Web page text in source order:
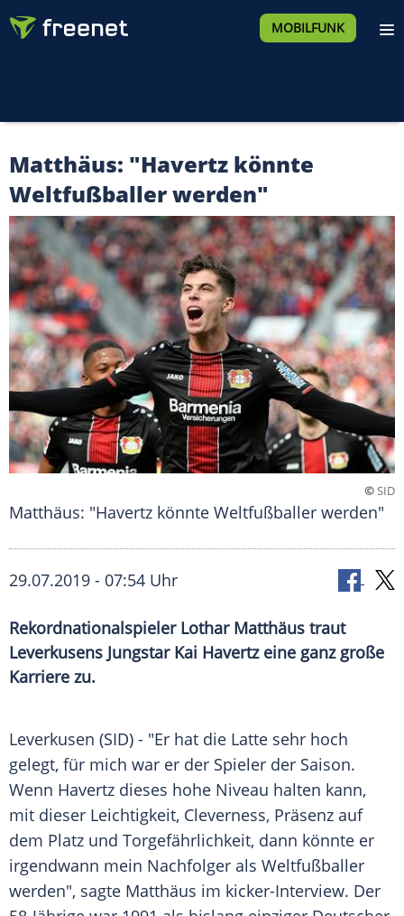
MOBILFUNK
Matthäus: "Havertz könnte
Weltfußballer werden"
©SID
Matthäus: "Havertz könnte Weltfußballer werden"
29.07.2019 - 07:54 Uhr
Rekordnationalspieler Lothar Matthäus traut
Leverkusens Jungstar Kai Havertz eine ganz große
Karriere zu.
Leverkusen (SID) - "Er hat die Latte sehr hoch
gelegt, für mich war er der Spieler der Saison.
Wenn Havertz dieses hohe Niveau halten kann,
mit dieser Leichtigkeit, Cleverness, Präsenz auf
dem Platz und Torgefährlichkeit, dann könnte er
irgendwann mein Nachfolger als Weltfußballer
werden", sagte Matthäus im kicker-Interview. Der